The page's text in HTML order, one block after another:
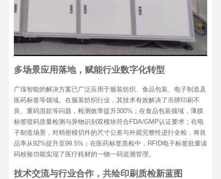
多场景应用落地，赋能行业数字化转型
广瑔智能的解决方案已广泛应用于服装纺织、食品包装、电子制造及
医药标签等领域。在服装纺织行业，其技术有效解决了吊牌印刷不
良、重码混款等问题，检测效率提升300%；在食品包装领域，薄膜
标签喷码质量检测与异物识别双模块符合FDA/GMP认证要求；在电
子制造场景，对精密模切件的尺寸公差与外观完整性进行全检，将良
品率从92%提升至99.5%；在医药标签质检中，RFID电子标签批量读
码校验功能实现了医疗耗材的一物一码追溯管理。
技术交流与行业合作，共绘印刷质检新蓝图